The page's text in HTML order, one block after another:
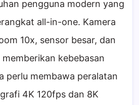
pengguna modern yang
all-in-one. Kamera
10x, sensor besar, dan
kebebasan
perlu membawa peralatan
4K 120fps dan 8K